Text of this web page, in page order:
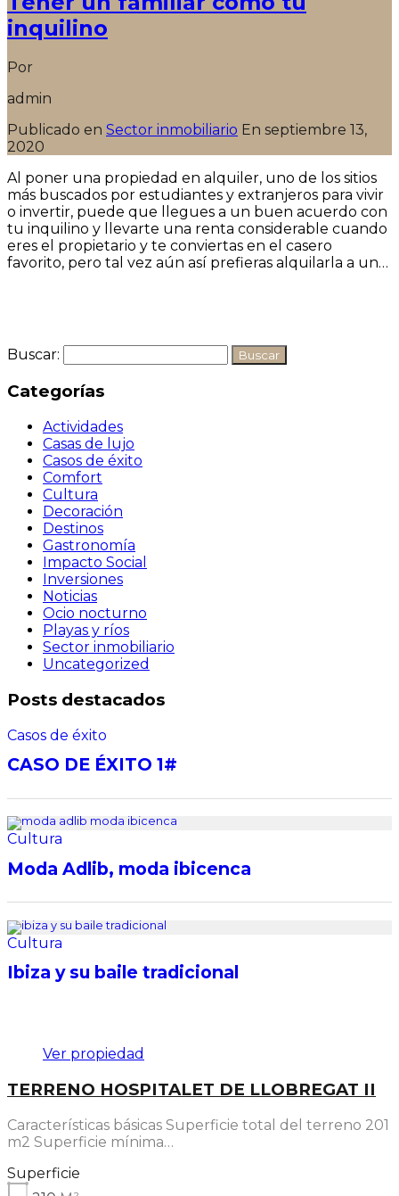
inquilino
Por
admin
Publicado en Sector inmobiliario En septiembre 13,
2020
Al poner una propiedad en alquiler, uno de los sitios
más buscados por estudiantes y extranjeros para vivir
o invertir, puede que llegues a un buen acuerdo con
tu inquilino y llevarte una renta considerable cuando
eres el propietario y te conviertas en el casero
favorito, pero tal vez aún así prefieras alquilarla a un…
Buscar:
Categorías
Actividades
Casas de lujo
Casos de éxito
Comfort
Cultura
Decoración
Destinos
Gastronomía
Impacto Social
Inversiones
Noticias
Ocio nocturno
Playas y ríos
Sector inmobiliario
Uncategorized
Posts destacados
Casos de éxito
CASO DE ÉXITO 1#
Cultura
Moda Adlib, moda ibicenca
Cultura
Ibiza y su baile tradicional
Ver propiedad
TERRENO HOSPITALET DE LLOBREGAT II
Características básicas Superficie total del terreno 201
m2 Superficie mínima…
Superficie